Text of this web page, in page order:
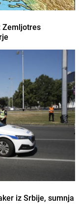
Zemljotres
iz Srbije, sumnja